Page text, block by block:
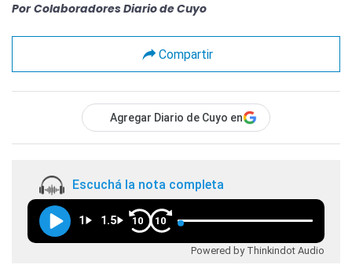
Por Colaboradores Diario de Cuyo
Compartir
Agregar Diario de Cuyo en
Escuchá la nota completa
1 1.5 10 10
Powered by Thinkindot Audio